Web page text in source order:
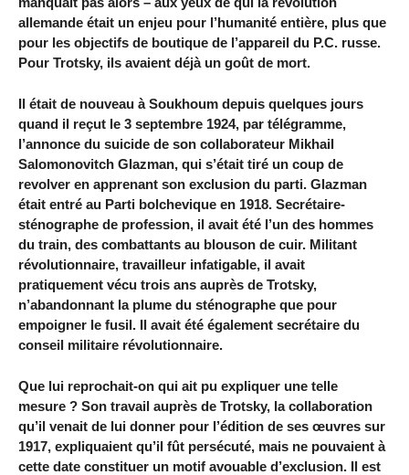
allemande était un enjeu pour l’humanité entière, plus que
pour les objectifs de boutique de l’appareil du P.C. russe.
Pour Trotsky, ils avaient déjà un goût de mort.
Il était de nouveau à Soukhoum depuis quelques jours
quand il reçut le 3 septembre 1924, par télégramme,
l’annonce du suicide de son collaborateur Mikhail
Salomonovitch Glazman, qui s’était tiré un coup de
revolver en apprenant son exclusion du parti. Glazman
était entré au Parti bolchevique en 1918. Secrétaire-
sténographe de profession, il avait été l’un des hommes
du train, des combattants au blouson de cuir. Militant
révolutionnaire, travailleur infatigable, il avait
pratiquement vécu trois ans auprès de Trotsky,
n’abandonnant la plume du sténographe que pour
empoigner le fusil. Il avait été également secrétaire du
conseil militaire révolutionnaire.
Que lui reprochait-on qui ait pu expliquer une telle
mesure ? Son travail auprès de Trotsky, la collaboration
qu’il venait de lui donner pour l’édition de ses œuvres sur
1917, expliquaient qu’il fût persécuté, mais ne pouvaient à
cette date constituer un motif avouable d’exclusion. Il est